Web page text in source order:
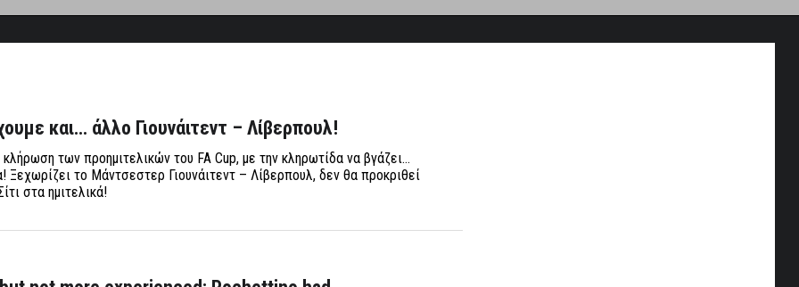
και… άλλο Γιουνάιτεντ – Λίβερπουλ!
των προημιτελικών του FA Cup, με την κληρωτίδα να βγάζει…
Ξεχωρίζει το Μάντσεστερ Γιουνάιτεντ – Λίβερπουλ, δεν θα προκριθεί
στα ημιτελικά!